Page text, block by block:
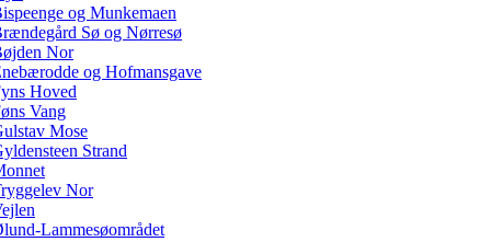
og Munkemaen
Sø og Nørresø
Nor
og Hofmansgave
Hoved
Vang
Mose
Strand
Nor
Lammesøområdet